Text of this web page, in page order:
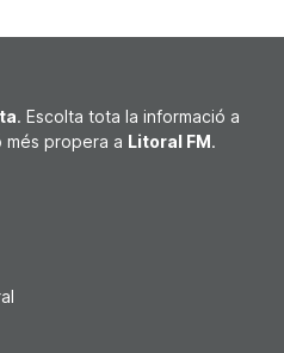
. Escolta tota la informació a
més propera a Litoral FM.